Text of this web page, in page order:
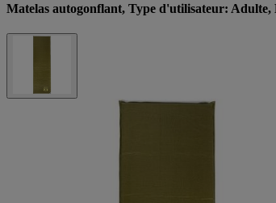
Matelas autogonflant, Type d'utilisateur: Adulte,